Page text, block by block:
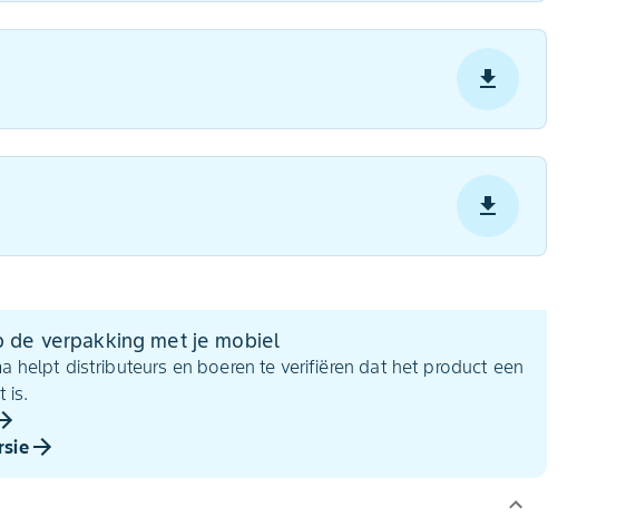
de verpakking met je mobiel
helpt distributeurs en boeren te verifiëren dat het product een
is.